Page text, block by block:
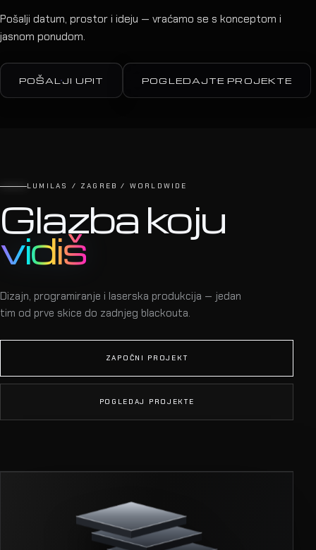
Pošalji datum, prostor i ideju — vraćamo se s konceptom i
jasnom ponudom.
POŠALJI UPIT POGLEDAJTE PROJEKTE
LUMILAS / ZAGREB / WORLDWIDE
Glazba koju
vidiš
Dizajn, programiranje i laserska produkcija — jedan
tim od prve skice do zadnjeg blackouta.
ZAPOČNI PROJEKT
POGLEDAJ PROJEKTE